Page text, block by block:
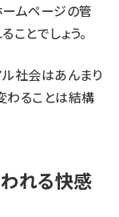
ームページの管
とでしょう。
ル社会はあんまり
わることは結構
れる快感